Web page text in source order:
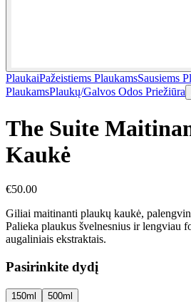
PlaukaiPažeistiems PlaukamsSausiems
PlaukamsPlaukų/Galvos Odos Priežiūra
The Suite
Kaukė
€50.00
Giliai maitinanti plaukų kaukė,
Palieka plaukus švelnesnius ir lengviau
augaliniais ekstraktais.
Pasirinkite dydį
150ml 500ml